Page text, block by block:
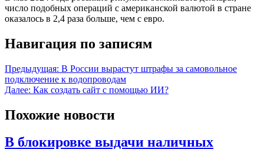
число подобных операций с американской валютой в стране
оказалось в 2,4 раза больше, чем с евро.
Навигация по записям
Предыдущая: В России вырастут штрафы за самовольное
подключение к водопроводам
Далее: Как создать сайт с помощью ИИ?
Похожие новости
В блокировке выдачи наличных